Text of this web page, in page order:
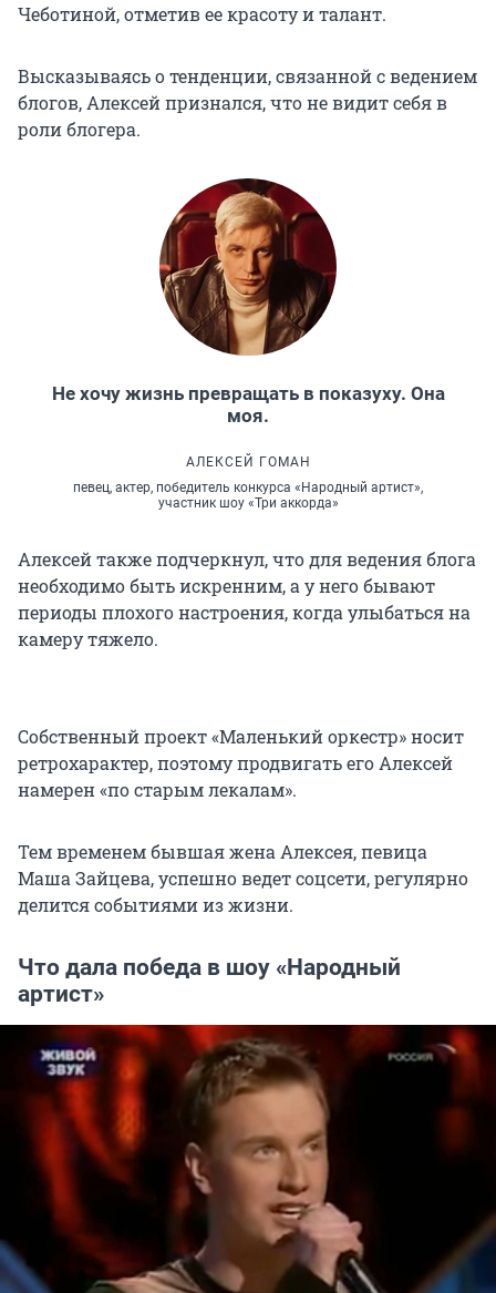
Чеботиной, отметив ее красоту и талант.
Высказываясь о тенденции, связанной с ведением
блогов, Алексей признался, что не видит себя в
роли блогера.
Не хочу жизнь превращать в показуху. Она
моя.
АЛЕКСЕЙ ГОМАН
певец, актер, победитель конкурса «Народный артист»,
участник шоу «Три аккорда»
Алексей также подчеркнул, что для ведения блога
необходимо быть искренним, а у него бывают
периоды плохого настроения, когда улыбаться на
камеру тяжело.
Собственный проект «Маленький оркестр» носит
ретрохарактер, поэтому продвигать его Алексей
намерен «по старым лекалам».
Тем временем бывшая жена Алексея, певица
Маша Зайцева, успешно ведет соцсети, регулярно
делится событиями из жизни.
Что дала победа в шоу «Народный
артист»